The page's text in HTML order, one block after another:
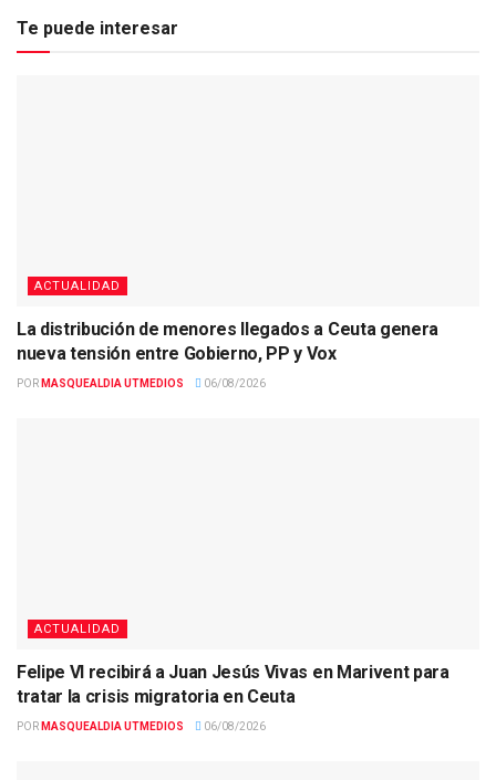
Te puede interesar
ACTUALIDAD
La distribución de menores llegados a Ceuta genera
nueva tensión entre Gobierno, PP y Vox
POR MASQUEALDIA UTMEDIOS 06/08/2026
ACTUALIDAD
Felipe VI recibirá a Juan Jesús Vivas en Marivent para
tratar la crisis migratoria en Ceuta
POR MASQUEALDIA UTMEDIOS 06/08/2026